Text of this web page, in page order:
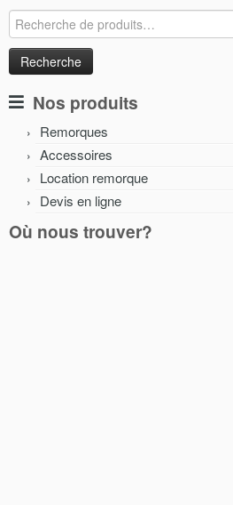
Recherche
pour :
Nos produits
Remorques
Accessoires
Location remorque
Devis en ligne
Où nous trouver?